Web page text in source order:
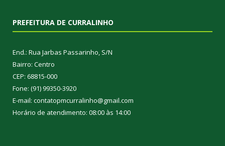
PREFEITURA DE CURRALINHO
End.: Rua Jarbas Passarinho, S/N
Bairro: Centro
CEP: 68815-000
Fone: (91) 99350-3920
E-mail: contatopmcurralinho@gmail.com
Horário de atendimento: 08:00 às 14:00